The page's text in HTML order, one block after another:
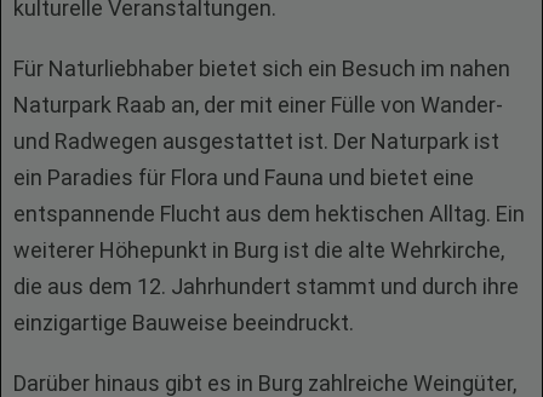
kulturelle Veranstaltungen.
Für Naturliebhaber bietet sich ein Besuch im nahen
Naturpark Raab an, der mit einer Fülle von Wander-
und Radwegen ausgestattet ist. Der Naturpark ist
ein Paradies für Flora und Fauna und bietet eine
entspannende Flucht aus dem hektischen Alltag. Ein
weiterer Höhepunkt in Burg ist die alte Wehrkirche,
die aus dem 12. Jahrhundert stammt und durch ihre
einzigartige Bauweise beeindruckt.
Darüber hinaus gibt es in Burg zahlreiche Weingüter,